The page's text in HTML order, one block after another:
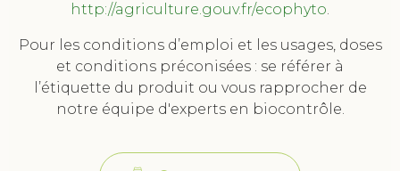
http://agriculture.gouv.fr/ecophyto.
Pour les conditions d’emploi et les usages, doses
et conditions préconisées : se référer à
l’étiquette du produit ou vous rapprocher de
notre équipe d'experts en biocontrôle.